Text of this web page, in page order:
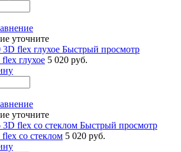
уточните
Быстрый просмотр
глухое 5 020 руб.
уточните
Быстрый просмотр
со стеклом 5 020 руб.